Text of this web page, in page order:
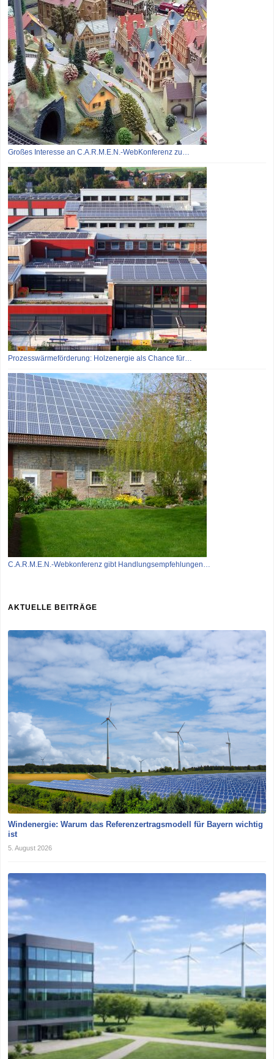
Großes Interesse an C.A.R.M.E.N.-WebKonferenz zu…
Prozesswärmeförderung: Holzenergie als Chance für…
C.A.R.M.E.N.-Webkonferenz gibt Handlungsempfehlungen…
AKTUELLE BEITRÄGE
Windenergie: Warum das Referenzertragsmodell für Bayern wichtig
ist
5. August 2026